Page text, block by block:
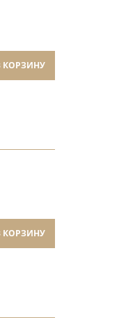
КОРЗИНУ
КОРЗИНУ